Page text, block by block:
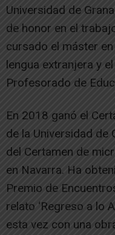
Universidad de
de honor en el
cursado el máster
lengua extranjera y
Profesorado de
En 2018 ganó el
de la Universidad de
del Certamen de
en Navarra. Ha
Premio de
relato ‘Regreso a lo
esta vez con una